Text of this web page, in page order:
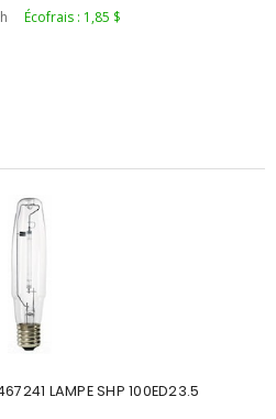
Écofrais : 1,85 $
LAMPE SHP 100ED23.5